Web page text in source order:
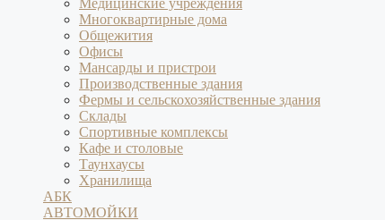
Медицинские учреждения
Многоквартирные дома
Общежития
Офисы
Мансарды и пристрои
Производственные здания
Фермы и сельскохозяйственные здания
Склады
Спортивные комплексы
Кафе и столовые
Таунхаусы
Хранилища
АБК
АВТОМОЙКИ